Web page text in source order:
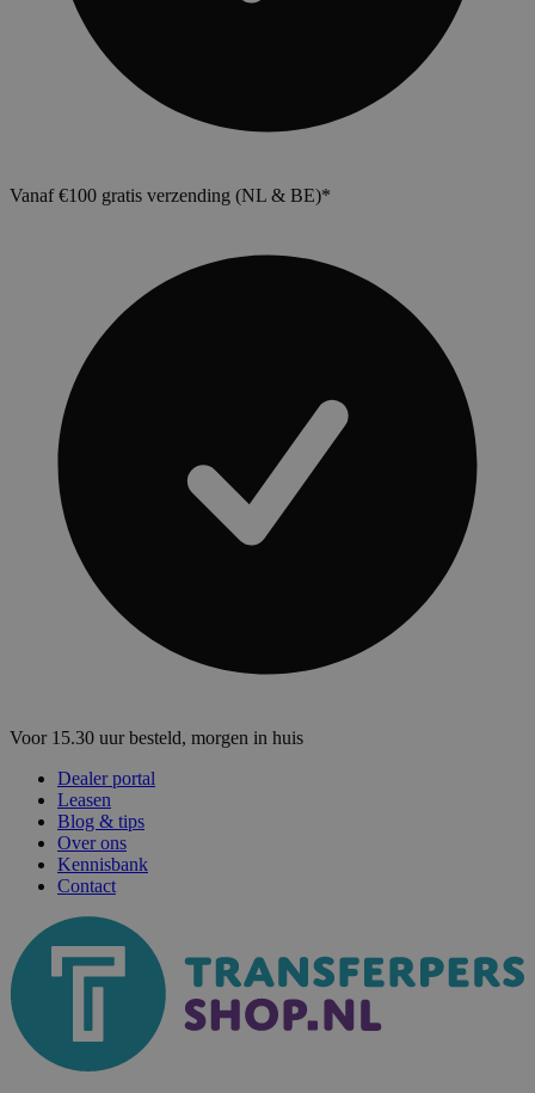
Vanaf €100 gratis verzending (NL & BE)*
Voor 15.30 uur besteld, morgen in huis
Dealer portal
Leasen
Blog & tips
Over ons
Kennisbank
Contact